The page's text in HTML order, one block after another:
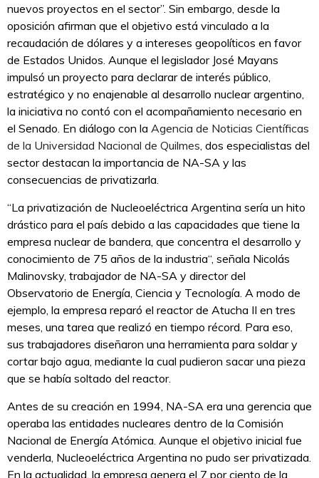
nuevos proyectos en el sector”. Sin embargo, desde la
oposición afirman que el objetivo está vinculado a la
recaudación de dólares y a intereses geopolíticos en favor
de Estados Unidos. Aunque el legislador José Mayans
impulsó un proyecto para declarar de interés público,
estratégico y no enajenable al desarrollo nuclear argentino,
la iniciativa no contó con el acompañamiento necesario en
el Senado. En diálogo con la Agencia de Noticias Científicas
de la Universidad Nacional de Quilmes , dos especialistas del
sector destacan la importancia de NA-SA y las
consecuencias de privatizarla.
“La privatización de Nucleoeléctrica Argentina sería un hito
drástico para el país debido a las capacidades que tiene la
empresa nuclear de bandera, que concentra el desarrollo y
conocimiento de 75 años de la industria“, señala Nicolás
Malinovsky, trabajador de NA-SA y director del
Observatorio de Energía, Ciencia y Tecnología. A modo de
ejemplo, la empresa reparó el reactor de Atucha II en tres
meses, una tarea que realizó en tiempo récord. Para eso,
sus trabajadores diseñaron una herramienta para soldar y
cortar bajo agua, mediante la cual pudieron sacar una pieza
que se había soltado del reactor.
Antes de su creación en 1994, NA-SA era una gerencia que
operaba las entidades nucleares dentro de la Comisión
Nacional de Energía Atómica. Aunque el objetivo inicial fue
venderla, Nucleoeléctrica Argentina no pudo ser privatizada.
En la actualidad, la empresa genera el 7 por ciento de la